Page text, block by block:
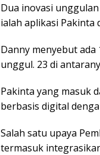
Dua inovasi
ialah aplikasi Pakinta
Danny menyebut
unggul. 23 di
Pakinta yang masuk
berbasis digital
Salah satu upaya
termasuk